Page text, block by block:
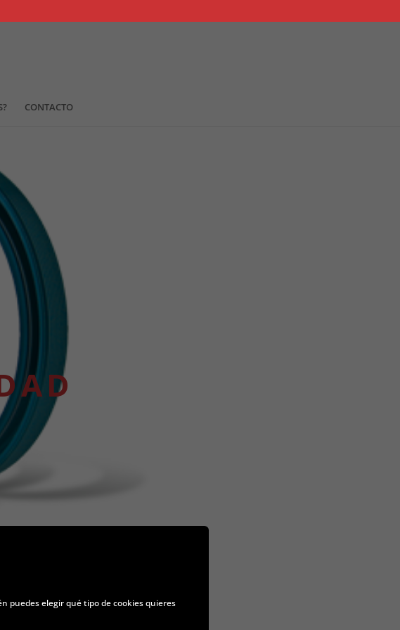
CONTACTO
puedes elegir qué tipo de cookies quieres